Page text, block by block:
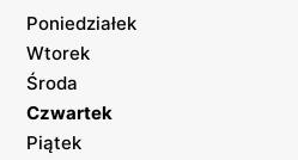
Poniedziałek
Wtorek
Środa
Czwartek
Piątek